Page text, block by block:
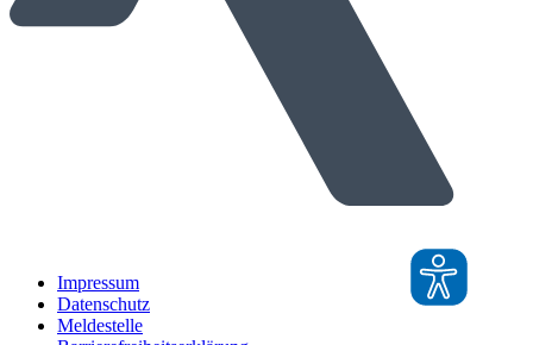
Impressum
Datenschutz
Meldestelle